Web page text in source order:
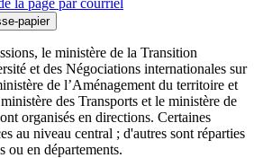
papier
le ministère de la Transition
et des Négociations internationales sur
de l’Aménagement du territoire et
des Transports et le ministère de
organisés en directions. Certaines
au niveau central ; d'autres sont réparties
ou en départements.